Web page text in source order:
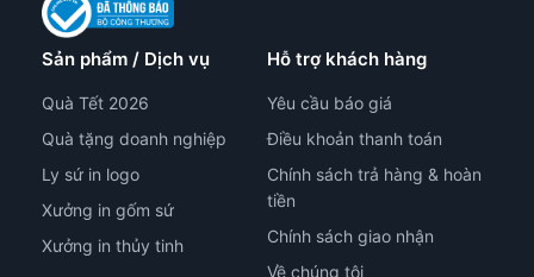
Sản phẩm / Dịch vụ
Quà Tết 2026
Quà tặng doanh nghiệp
Ly sứ in logo
Xưởng in gốm sứ
Xưởng in thủy tinh
Hỗ trợ khách hàng
Yêu cầu báo giá
Điều khoản thanh toán
Chính sách trả hàng & hoàn
tiền
Chính sách giao nhận
Về chúng tôi